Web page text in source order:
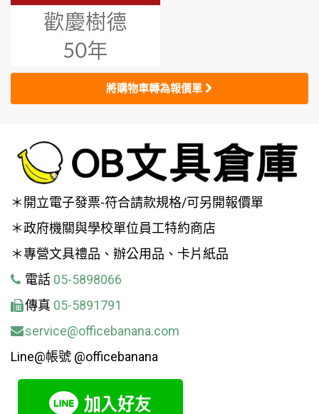
將購物車轉為報價單
＊開立電子發票-符合請款規格/可另開報價單
＊政府機關與學校單位員工特約商店
＊專營文具禮品、辦公用品、卡片紙品
電話 05-5898066
傳真 05-5891791
service@officebanana.com
Line@帳號 @officebanana